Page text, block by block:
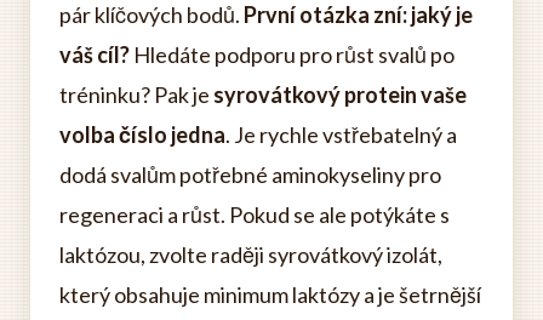
pár klíčových bodů. První otázka zní: jaký je
váš cíl? Hledáte podporu pro růst svalů po
tréninku? Pak je syrovátkový protein vaše
volba číslo jedna. Je rychle vstřebatelný a
dodá svalům potřebné aminokyseliny pro
regeneraci a růst. Pokud se ale potýkáte s
laktózou, zvolte raději syrovátkový izolát,
který obsahuje minimum laktózy a je šetrnější